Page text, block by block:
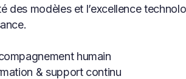
des modèles et l’excellence
humain
& support continu